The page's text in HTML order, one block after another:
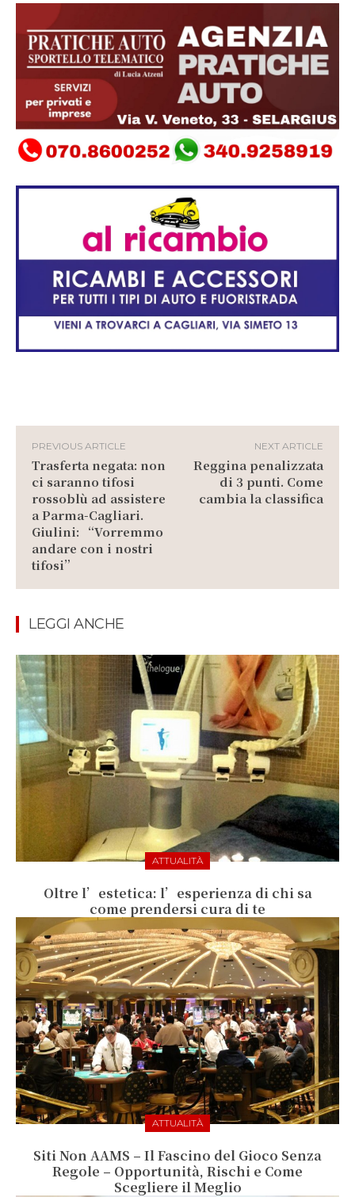
PREVIOUS ARTICLE
Trasferta negata: non
ci saranno tifosi
rossoblù ad assistere
a Parma-Cagliari.
Giulini: “Vorremmo
andare con i nostri
tifosi”
NEXT ARTICLE
Reggina penalizzata
di 3 punti. Come
cambia la classifica
LEGGI ANCHE
ATTUALITÀ
Oltre l’estetica: l’esperienza di chi sa
come prendersi cura di te
ATTUALITÀ
Siti Non AAMS – Il Fascino del Gioco Senza
Regole – Opportunità, Rischi e Come
Scegliere il Meglio